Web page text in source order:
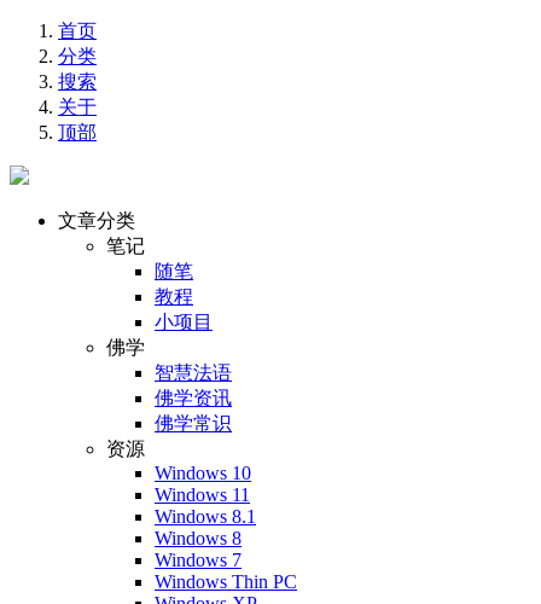
首页
分类
搜索
关于
顶部
文章分类
笔记
随笔
教程
小项目
佛学
智慧法语
佛学资讯
佛学常识
资源
Windows 10
Windows 11
Windows 8.1
Windows 8
Windows 7
Windows Thin PC